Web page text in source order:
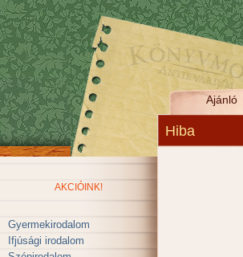
Ajánló
Hiba
AKCIÓINK!
Gyermekirodalom
Ifjúsági irodalom